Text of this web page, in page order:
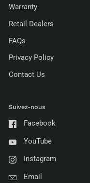
Warranty
Retail Dealers
FAQs
Privacy Policy
Contact Us
Suivez-nous
Facebook
YouTube
Instagram
Email